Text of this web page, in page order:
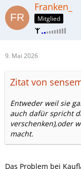
Franken_
Mitglied
9. Mai 2026
Zitat von
Entweder weil sie
auch dafür spricht
verschenken),oder
macht.
Das Problem bei